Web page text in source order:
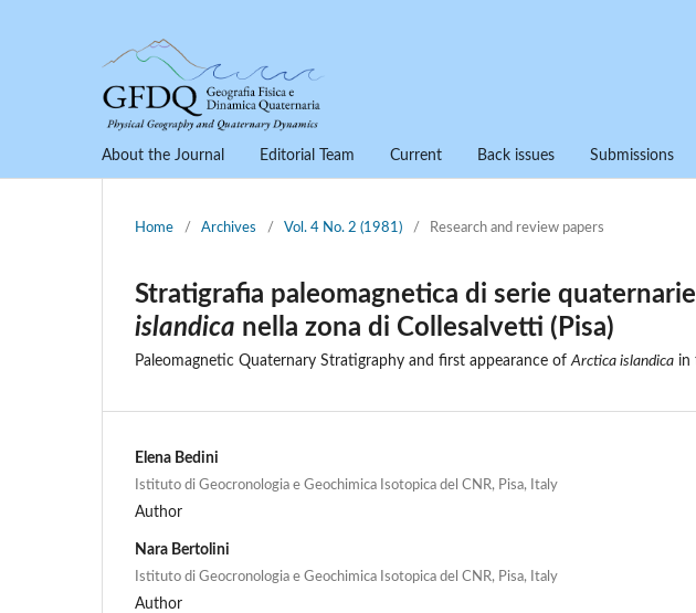
About the Journal Editorial Team Current Back issues Submissions
Home / Archives / Vol. 4 No. 2 (1981) / Research and review papers
Stratigrafia paleomagnetica di serie quaternarie
islandica nella zona di Collesalvetti (Pisa)
Paleomagnetic Quaternary Stratigraphy and first appearance ofArctica islandica in
Elena Bedini
Istituto di Geocronologia e Geochimica Isotopica del CNR, Pisa, Italy
Author
Nara Bertolini
Istituto di Geocronologia e Geochimica Isotopica del CNR, Pisa, Italy
Author